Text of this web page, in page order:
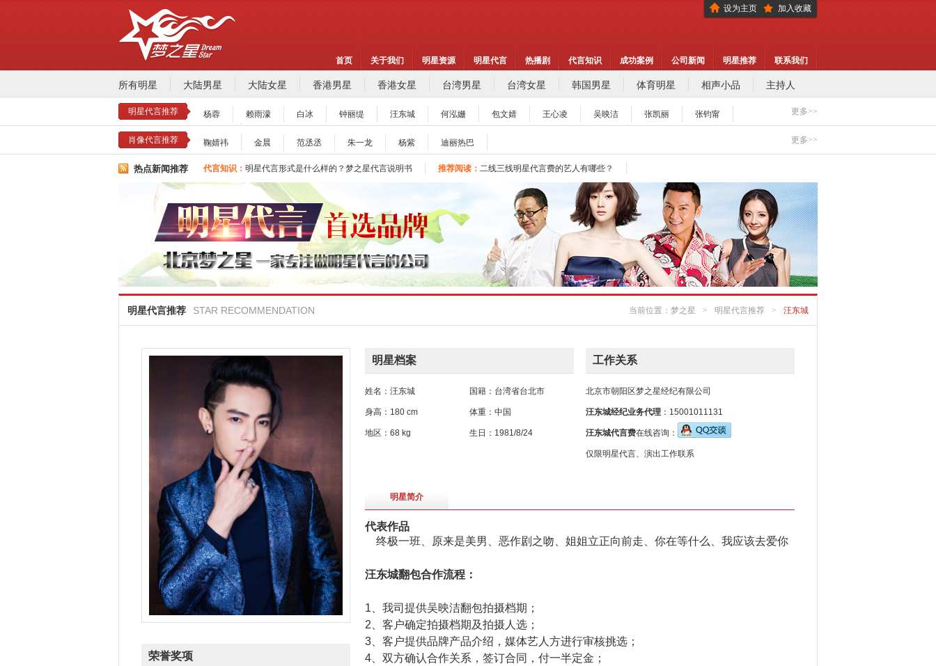
设为主页 加入收藏
首页 关于我们 明星资源 明星代言 热播剧 代言知识 成功案例 公司新闻 明星推荐 联系我们
所有明星 大陆男星 大陆女星 香港男星 香港女星 台湾男星 台湾女星 韩国男星 体育明星 相声小品 主持人
明星代言推荐 杨蓉 赖雨濛 白冰 钟丽缇 汪东城 何泓姗 包文婧 王心凌 吴映洁 张凯丽
张钧甯
更多>>
肖像代言推荐 鞠婧祎 金晨 范丞丞 朱一龙 杨紫 迪丽热巴 更多>>
热点新闻推荐
推荐阅读： 2026年明星肖像代言费【8月实时更新】报价表 推荐阅读：
明星代言：
2026年诚招各地广告公司，策划公司合作代理明星资源
代言知识：明星代言形式是什么样的？梦之星代言说明书 推荐阅读：二线三线明星代言费的艺人有哪些？
代言知识： 明星代言资源对比|北京梦之星影视策划有限公司 明星代言：找明星代言基本流程包括哪些?明星代言的工作流程
2026年诚招各地广告公司，策划公司合作代理明星资源
找明星代言哪个渠道最好？费用多少？
代言知识：明星代言形式是什么样的？梦之星代言说明书 推荐阅读：
二线三线明星代言费的艺人有哪些？
代言知识：明星代言资源对比|北京梦之星影视策划有限公司 明星代言： 找明星代言基本流程包括哪些?明星代言的工作流程
明星代言推荐 STAR RECOMMENDATION 当前位置： 梦之星 > 明星代言推荐 > 汪东城
荣誉奖项
明星档案
姓名：汪东城 国籍：台湾省台北市
身高：180 cm 体重：中国
地区：68 kg 生日：1981/8/24
工作关系
北京市朝阳区梦之星经纪有限公司
汪东城经纪业务代理 ：15001011131
汪东城代言费在线咨询：
仅限明星代言、演出工作联系
明星简介
代表作品
终极一班、原来是美男、恶作剧之吻、姐姐立正向前走、你在等什么、我应该去爱你
汪东城翻包合作流程：
1、我司提供吴映洁翻包拍摄档期；
2、客户确定拍摄档期及拍摄人选；
3、客户提供品牌产品介绍，媒体艺人方进行审核挑选；
4、双方确认合作关系，签订合同，付一半定金；